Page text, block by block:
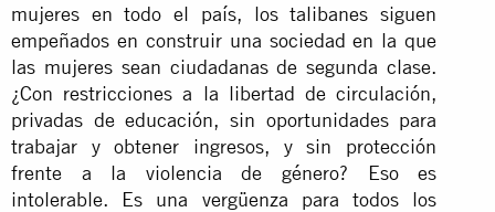
mujeres en todo el país, los talibanes siguen
empeñados en construir una sociedad en la que
las mujeres sean ciudadanas de segunda clase.
¿Con restricciones a la libertad de circulación,
privadas de educación, sin oportunidades para
trabajar y obtener ingresos, y sin protección
frente a la violencia de género? Eso es
intolerable. Es una vergüenza para todos los